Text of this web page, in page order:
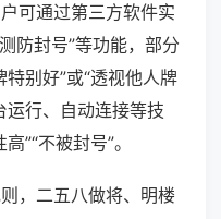
可通过第三方软件实
防封号”等功能，部分
别好”或“透视他人牌
运行、自动连接等技
”“不被封号”。
，二五八做将、明楼